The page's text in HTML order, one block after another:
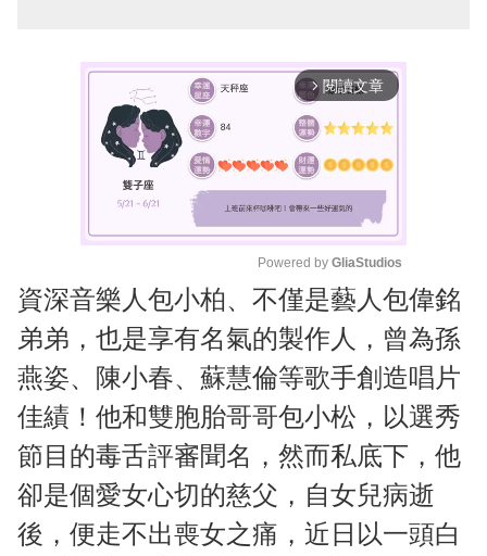
arrow_forward_ios 閱讀文章
M
t
e
Powered by GliaStudios
資深音樂人包小柏、不僅是藝人包偉銘
弟弟，也是享有名氣的製作人，曾為孫
燕姿、陳小春、蘇慧倫等歌手創造唱片
佳績！他和雙胞胎哥哥包小松，以選秀
節目的毒舌評審聞名，然而私底下，他
卻是個愛女心切的慈父，自女兒病逝
後，便走不出喪女之痛，近日以一頭白